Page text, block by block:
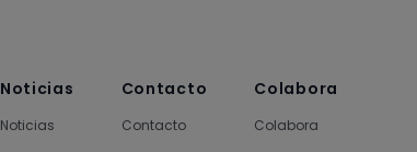
Noticias
Noticias
Contacto
Contacto
Colabora
Colabora